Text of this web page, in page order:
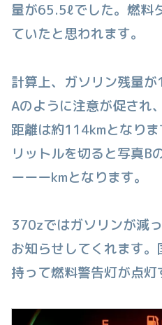
量が65.5ℓでした。燃料
ていたと思われます。
計算上、ガソリン残量
Aのように注意が促され
距離は約114kmとなりま
リットルを切ると写真B
ーーーkmとなります。
370zではガソリンが減
お知らせしてくれます
持って燃料警告灯が点灯